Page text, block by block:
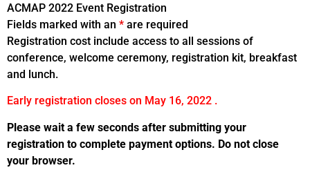
ACMAP 2022 Event Registration
Fields marked with an * are required
Registration cost include access to all sessions of
conference, welcome ceremony, registration kit, breakfast
and lunch.
Early registration closes on May 16, 2022 .
Please wait a few seconds after submitting your
registration to complete payment options. Do not close
your browser.